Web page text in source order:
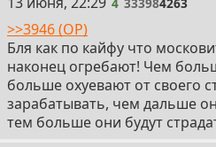
>>3946 (OP)
Бля как по кайфу что
наконец огребают! Чем
больше охуевают от своего
зарабатывать, чем дальше
тем больше они будут